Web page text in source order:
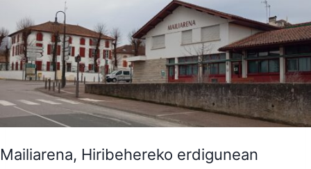
Mailiarena, Hiribehereko erdigunean